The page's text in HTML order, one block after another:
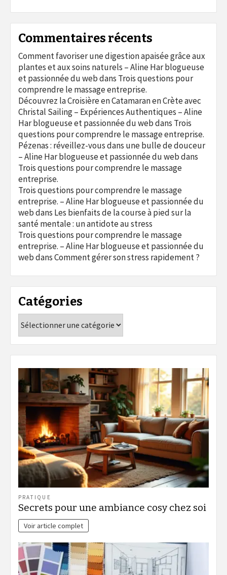
Commentaires récents
Comment favoriser une digestion apaisée grâce aux
plantes et aux soins naturels – Aline Har blogueuse
et passionnée du webdans Trois questions pour
comprendre le massage entreprise.
Découvrez la Croisière en Catamaran en Crète avec
Christal Sailing – Expériences Authentiques – Aline
Har blogueuse et passionnée du webdans Trois
questions pour comprendre le massage entreprise.
Pézenas : réveillez-vous dans une bulle de douceur
– Aline Har blogueuse et passionnée du webdans
Trois questions pour comprendre le massage
entreprise.
Trois questions pour comprendre le massage
entreprise. – Aline Har blogueuse et passionnée du
webdans Les bienfaits de la course à pied sur la
santé mentale : un antidote au stress
Trois questions pour comprendre le massage
entreprise. – Aline Har blogueuse et passionnée du
webdansComment gérer son stress rapidement ?
Catégories
PRATIQUE
Secrets pour une ambiance cosy chez soi
Voir article complet